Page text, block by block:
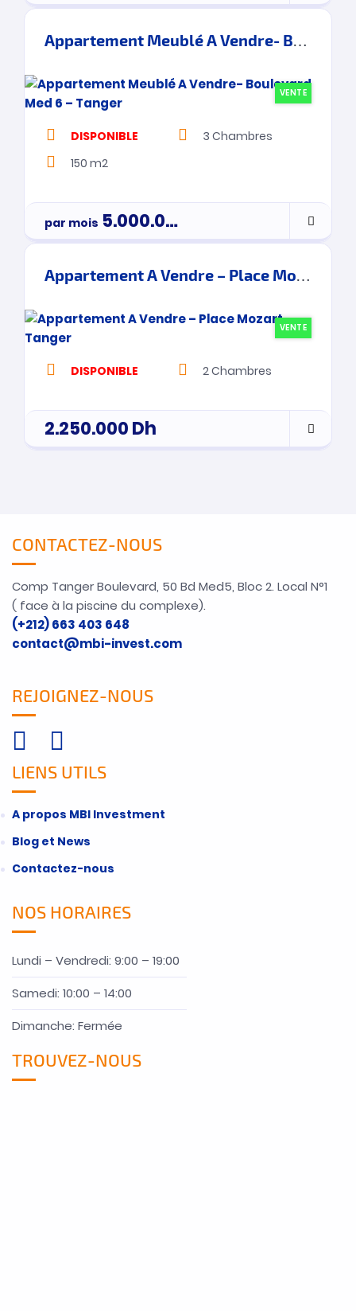
Appartement Meublé A Vendre- Boulevard Med 6 – Tanger
VENTE
DISPONIBLE 3 Chambres
150 m2
par mois 5.000.000
Appartement A Vendre – Place Mozart – Tanger
VENTE
DISPONIBLE 2Chambres
2.250.000Dh
CONTACTEZ-NOUS
Comp Tanger Boulevard, 50 Bd Med5, Bloc 2. Local N°1
( face à la piscine du complexe).
(+212) 663 403 648
contact@mbi-invest.com
REJOIGNEZ-NOUS
LIENS UTILS
A propos MBI Investment
Blog et News
Contactez-nous
NOS HORAIRES
Lundi – Vendredi: 9:00 – 19:00
Samedi: 10:00 – 14:00
Dimanche: Fermée
TROUVEZ-NOUS